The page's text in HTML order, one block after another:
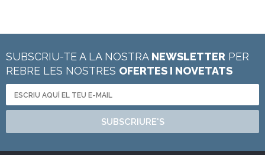
SUBSCRIU-TE A LA NOSTRA NEWSLETTER PER
REBRE LES NOSTRES OFERTES I NOVETATS
SUBSCRIURE'S